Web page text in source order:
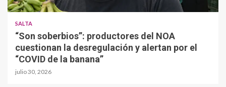
SALTA
“Son soberbios”: productores del NOA
cuestionan la desregulación y alertan por el
“COVID de la banana”
julio 30, 2026